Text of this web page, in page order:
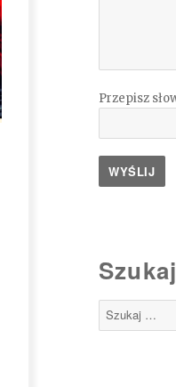
Przepisz
Szukaj
Szukaj: